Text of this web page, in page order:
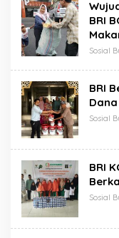
BRI
Sosial
BRI
Sosial
BRI
Sosial